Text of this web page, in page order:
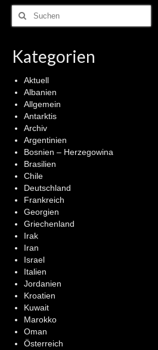
Suchen
nach:
Kategorien
Aktuell
Albanien
Allgemein
Antarktis
Archiv
Argentinien
Bosnien – Herzegowina
Brasilien
Chile
Deutschland
Frankreich
Georgien
Griechenland
Irak
Iran
Israel
Italien
Jordanien
Kroatien
Kuwait
Marokko
Oman
Österreich